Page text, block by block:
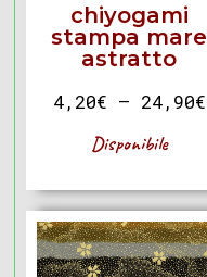
chiyogami
stampa mare
astratto
4,20€ – 24,90€
Disponibile